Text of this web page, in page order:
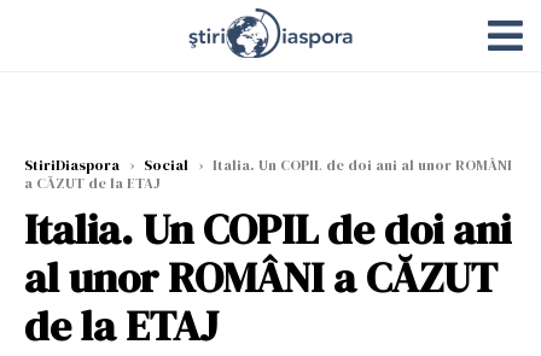
StiriDiaspora › Social › Italia. Un COPIL de doi ani al unor ROMÂNI
a CĂZUT de la ETAJ
Italia. Un COPIL de doi ani
al unor ROMÂNI a CĂZUT
de la ETAJ